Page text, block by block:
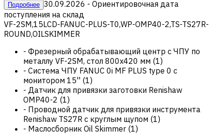
Подробнее 30.09.2026 - Ориентировочная дата
поступления на склад
VF-2SM,15LCD-FANUC-PLUS-T0,WP-OMP40-2,TS-TS27R-
ROUND,OILSKIMMER
- Фрезерный обрабатывающий центр с ЧПУ по
металлу VF-2SM, стол 800х420 мм (1)
- Система ЧПУ FANUC 0i MF PLUS type 0 с
монитором 15'' (1)
- Датчик для привязки заготовки Renishaw
OMP40-2 (1)
- Проводной датчик для привязки инструмента
Renishaw TS27R с круглым щупом (1)
- Маслосборник Oil Skimmer (1)